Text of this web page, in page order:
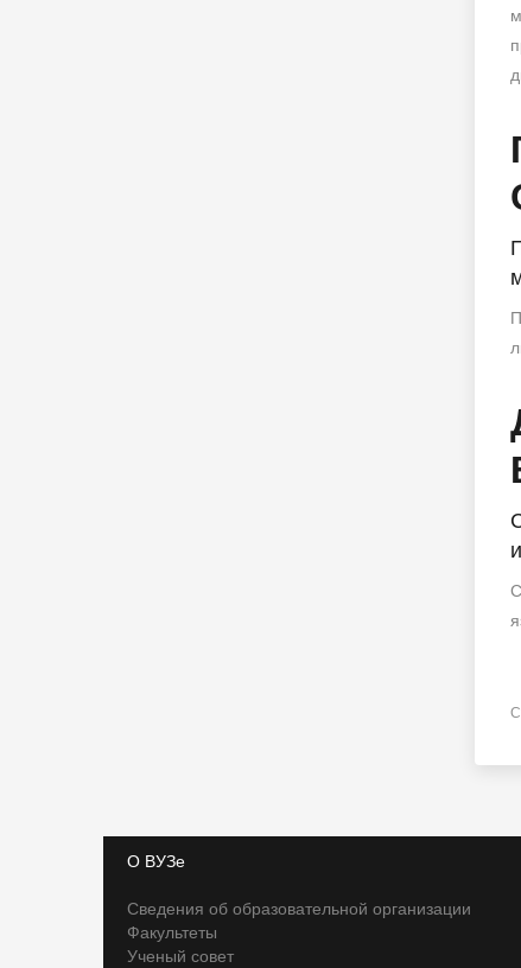
О ВУЗе
Сведения об образовательной организации
Факультеты
Ученый совет